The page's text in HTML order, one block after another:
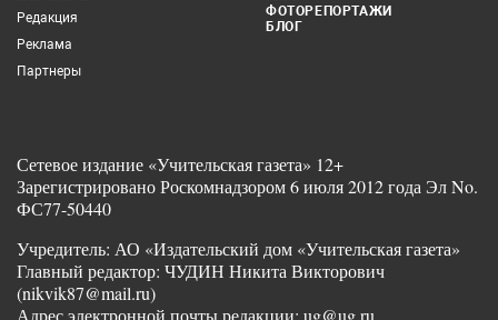
Редакция
Реклама
Партнеры
ФОТОРЕПОРТАЖИ
БЛОГ
Сетевое издание «Учительская газета» 12+
Зарегистрировано Роскомнадзором 6 июля 2012 года Эл No.
ФС77-50440
Учредитель: АО «Издательский дом «Учительская газета»
Главный редактор: ЧУДИН Никита Викторович
(nikvik87@mail.ru)
Адрес электронной почты редакции: ug@ug.ru